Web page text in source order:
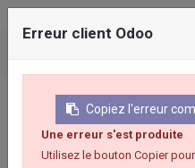
Tire-lait Lansinoh
Erreur client Odoo
Copiez l'erreur
Une erreur s'est produite
Utilisez le bouton Copier